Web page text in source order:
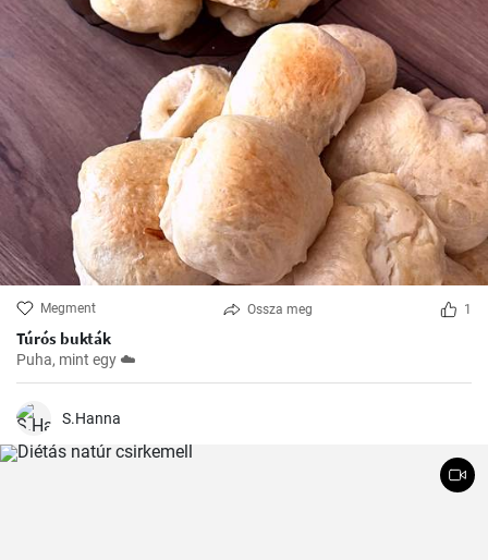
Megment Ossza meg 1
Túrós bukták
Puha, mint egy ☁️
S.Hanna